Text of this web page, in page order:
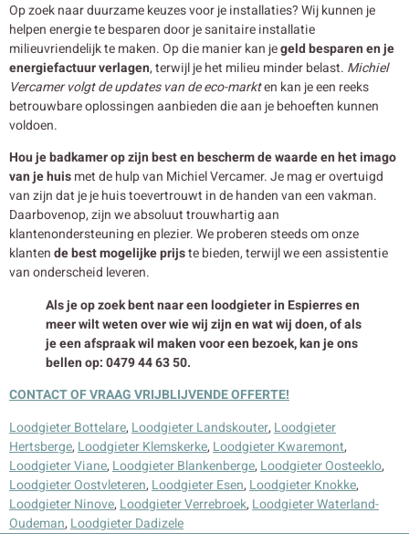
Op zoek naar duurzame keuzes voor je installaties? Wij kunnen je
helpen energie te besparen door je sanitaire installatie
milieuvriendelijk te maken. Op die manier kan jegeld besparen en je
energiefactuur verlagen, terwijl je het milieu minder belast. Michiel
Vercamer volgt de updates van de eco-markten kan je een reeks
betrouwbare oplossingen aanbieden die aan je behoeften kunnen
voldoen.
Hou je badkamer op zijn best en bescherm de waarde en het imago
van je huismet de hulp van Michiel Vercamer. Je mag er overtuigd
van zijn dat je je huis toevertrouwt in de handen van een vakman.
Daarbovenop, zijn we absoluut trouwhartig aan
klantenondersteuning en plezier. We proberen steeds om onze
klantende best mogelijke prijste bieden, terwijl we een assistentie
van onderscheid leveren.
Als je op zoek bent naar een loodgieter in Espierres en
meer wilt weten over wie wij zijn en wat wij doen, of als
je een afspraak wil maken voor een bezoek, kan je ons
bellen op: 0479 44 63 50.
CONTACT OF VRAAG VRIJBLIJVENDE OFFERTE!
Loodgieter Bottelare, Loodgieter Landskouter, Loodgieter
Hertsberge, Loodgieter Klemskerke, Loodgieter Kwaremont,
Loodgieter Viane, Loodgieter Blankenberge, Loodgieter Oosteeklo,
Loodgieter Oostvleteren, Loodgieter Esen, Loodgieter Knokke,
Loodgieter Ninove, Loodgieter Verrebroek, Loodgieter Waterland-
Oudeman, Loodgieter Dadizele